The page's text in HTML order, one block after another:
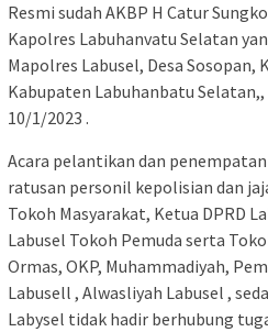
Resmi sudah AKBP H Catur
Kapolres Labuhanvatu Selatan
Mapolres Labusel, Desa
Kabupaten Labuhanbatu
10/1/2023 .
Acara pelantikan dan
ratusan personil kepolisian dan
Tokoh Masyarakat, Ketua DPRD
Labusel Tokoh Pemuda serta
Ormas, OKP, Muhammadiyah,
Labusell , Alwasliyah Labusel ,
Labysel tidak hadir berhubung